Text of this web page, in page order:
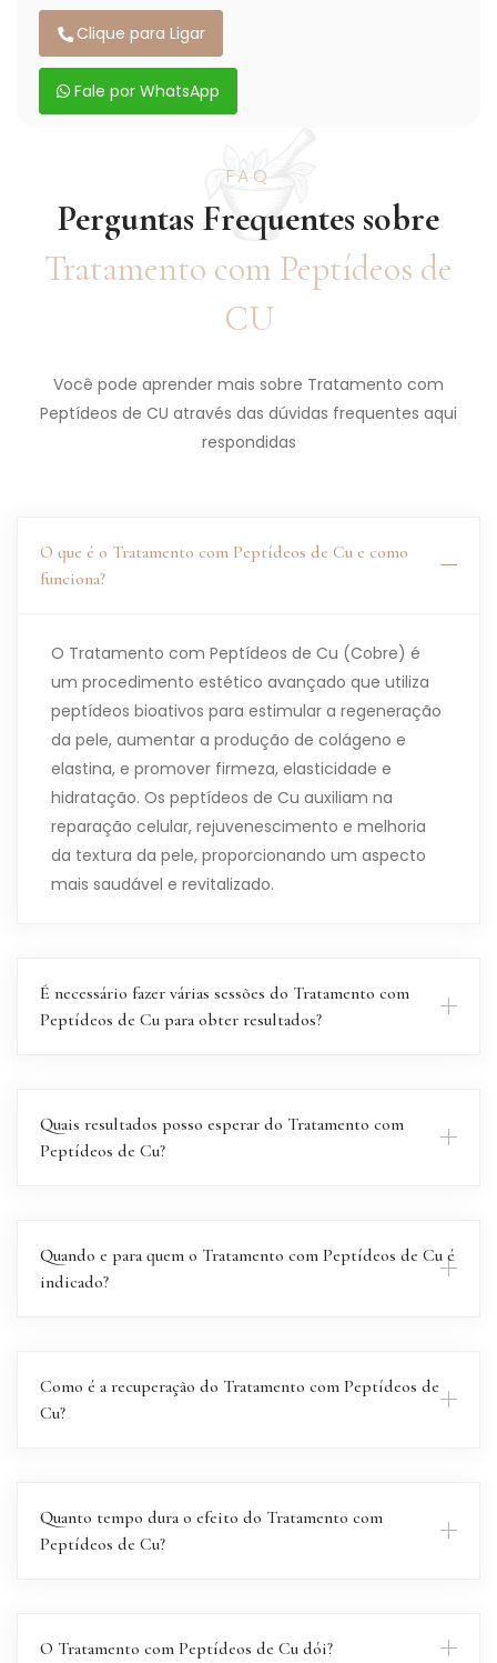
Clique para Ligar
Fale por WhatsApp
FAQ
Perguntas Frequentes sobre
Tratamento com Peptídeos de
CU
Você pode aprender mais sobre Tratamento com
Peptídeos de CU através das dúvidas frequentes aqui
respondidas
O que é o Tratamento com Peptídeos de Cu e como
funciona?
O Tratamento com Peptídeos de Cu (Cobre) é
um procedimento estético avançado que utiliza
peptídeos bioativos para estimular a regeneração
da pele, aumentar a produção de colágeno e
elastina, e promover firmeza, elasticidade e
hidratação. Os peptídeos de Cu auxiliam na
reparação celular, rejuvenescimento e melhoria
da textura da pele, proporcionando um aspecto
mais saudável e revitalizado.
É necessário fazer várias sessões do Tratamento com
Peptídeos de Cu para obter resultados?
Quais resultados posso esperar do Tratamento com
Peptídeos de Cu?
Quando e para quem o Tratamento com Peptídeos de Cu é
indicado?
Como é a recuperação do Tratamento com Peptídeos de
Cu?
Quanto tempo dura o efeito do Tratamento com
Peptídeos de Cu?
O Tratamento com Peptídeos de Cu dói?